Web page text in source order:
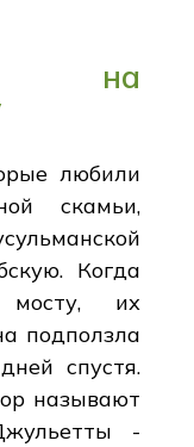
на
любили
скамьи,
Когда
их
подползла
спустя.
называют
-